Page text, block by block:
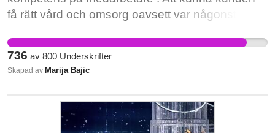
få rätt vård och omsorg oavsett var någonstans
kunna få en värdefull liv och att personalen kan
få en balans i privatliv och arbete . För att få
friskare och gladare medarbetare som leder till
För en attraktivare arbete och arbetsgivare. För
att så sätt får man in mer intresse för yrket och att
736 av 800 Underskrifter
Skapad av Marija Bajic